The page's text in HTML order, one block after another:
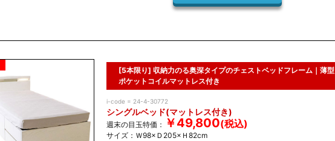
[5本限り] 収納力のる奥深タイプのチェストベッドフレーム｜薄型
ポケットコイルマットレス付き
i-code = 24-4-30772
シングルベッド(マットレス付き)
週末の目玉特価： ￥49,800
サイズ：Ｗ98×Ｄ205×Ｈ82cm